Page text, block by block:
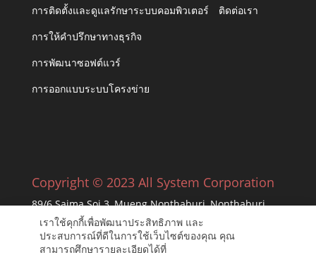
การติดตั้งและดูแลรักษาระบบคอมพิวเตอร์
การให้คำปรึกษาทางธุรกิจ
การพัฒนาซอฟต์แวร์
การออกแบบระบบโครงข่าย
ติดต่อเรา
Copyright © 2023 All System Corporation
89/6 Saima Soi 3, Mueng Nonthaburi, Nonthaburi
11000
เราใช้คุกกี้เพื่อพัฒนาประสิทธิภาพ และ
ประสบการณ์ที่ดีในการใช้เว็บไซต์ของคุณ คุณ
สามารถศึกษารายละเอียดได้ที่